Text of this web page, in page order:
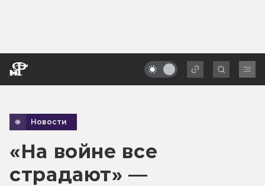
Новости
«На войне все
страдают» —